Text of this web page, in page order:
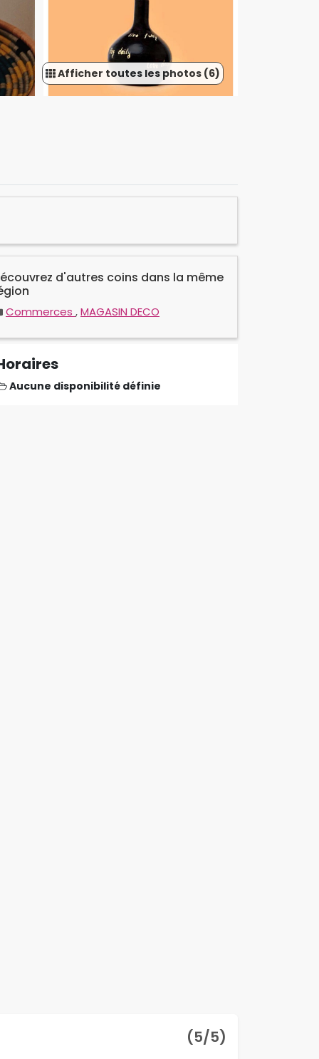
Afficher toutes les photos (6)
d'autres coins dans la même
Commerces ,MAGASIN DECO
Aucune disponibilité définie
(5/5)